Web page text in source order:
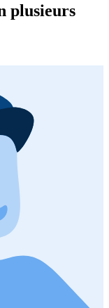
plusieurs